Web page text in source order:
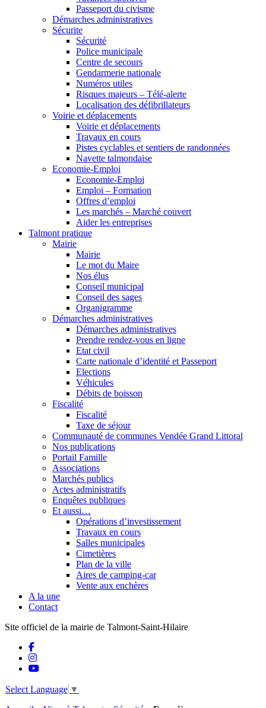
Passeport du civisme
Démarches administratives
Sécurite
Sécurité
Police municipale
Centre de secours
Gendarmerie nationale
Numéros utiles
Risques majeurs – Télé-alerte
Localisation des défibrillateurs
Voirie et déplacements
Voirie et déplacements
Travaux en cours
Pistes cyclables et sentiers de randonnées
Navette talmondaise
Economie-Emploi
Economie-Emploi
Emploi – Formation
Offres d’emploi
Les marchés – Marché couvert
Aider les entreprises
Talmont pratique
Mairie
Mairie
Le mot du Maire
Nos élus
Conseil municipal
Conseil des sages
Organigramme
Démarches administratives
Démarches administratives
Prendre rendez-vous en ligne
Etat civil
Carte nationale d’identité et Passeport
Elections
Véhicules
Débits de boisson
Fiscalité
Fiscalité
Taxe de séjour
Communauté de communes Vendée Grand Littoral
Nos publications
Portail Famille
Associations
Marchés publics
Actes administratifs
Enquêtes publiques
Et aussi…
Opérations d’investissement
Travaux en cours
Salles municipales
Cimetières
Plan de la ville
Aires de camping-car
Vente aux enchères
A la une
Contact
Site officiel de la mairie de Talmont-Saint-Hilaire
Select Language ▼